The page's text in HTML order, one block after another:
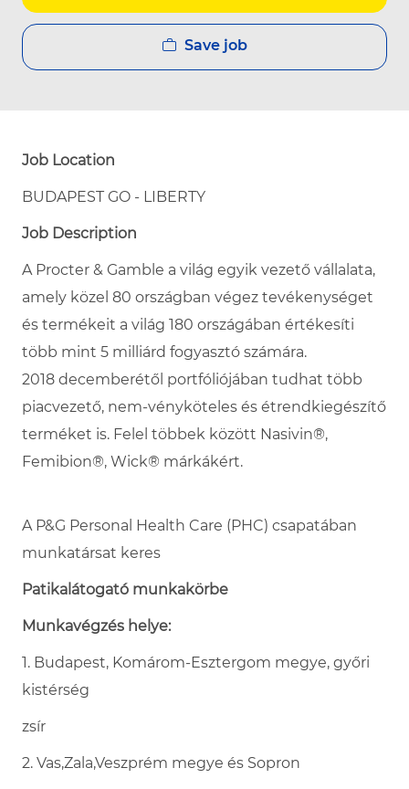
Save job
Job Location
BUDAPEST GO - LIBERTY
Job Description
A Procter & Gamble a világ egyik vezető vállalata,
amely közel 80 országban végez tevékenységet
és termékeit a világ 180 országában értékesíti
több mint 5 milliárd fogyasztó számára.
2018 decemberétől portfóliójában tudhat több
piacvezető, nem-vényköteles és étrendkiegészítő
terméket is. Felel többek között Nasivin®,
Femibion®, Wick® márkákért.
A P&G Personal Health Care (PHC) csapatában
munkatársat keres
Patikalátogató munkakörbe
Munkavégzés helye:
1. Budapest, Komárom-Esztergom megye, győri
kistérség
zsír
2. Vas,Zala,Veszprém megye és Sopron